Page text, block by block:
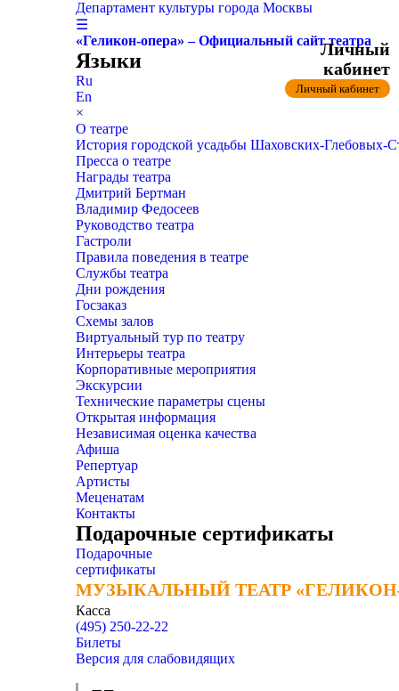
Департамент культуры города Москвы
☰
«Геликон-опера» – Официальный сайт театра
Языки
Ru
En
×
О театре
История городской усадьбы Шаховских-
Пресса о театре
Награды театра
Дмитрий Бертман
Владимир Федосеев
Руководство театра
Гастроли
Правила поведения в театре
Службы театра
Дни рождения
Госзаказ
Схемы залов
Виртуальный тур по театру
Интерьеры театра
Корпоративные мероприятия
Экскурсии
Технические параметры сцены
Открытая информация
Независимая оценка качества
Афиша
Репертуар
Артисты
Меценатам
Контакты
Подарочные сертификаты
Подарочные
сертификаты
МУЗЫКАЛЬНЫЙ ТЕАТР
МУЗЫКАЛЬНЫЙ ТЕАТР
Касса
(495) 250-22-22
Личный
кабинет
Личный кабинет
Билеты
Версия для слабовидящих